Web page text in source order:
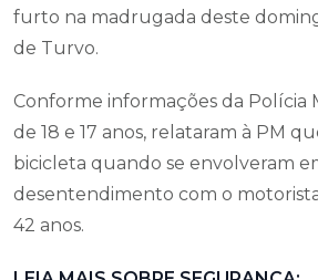
furto na madrugada deste
de Turvo.
Conforme informações da Polícia
de 18 e 17 anos, relataram à PM
bicicleta quando se envolveram
desentendimento com o
42 anos.